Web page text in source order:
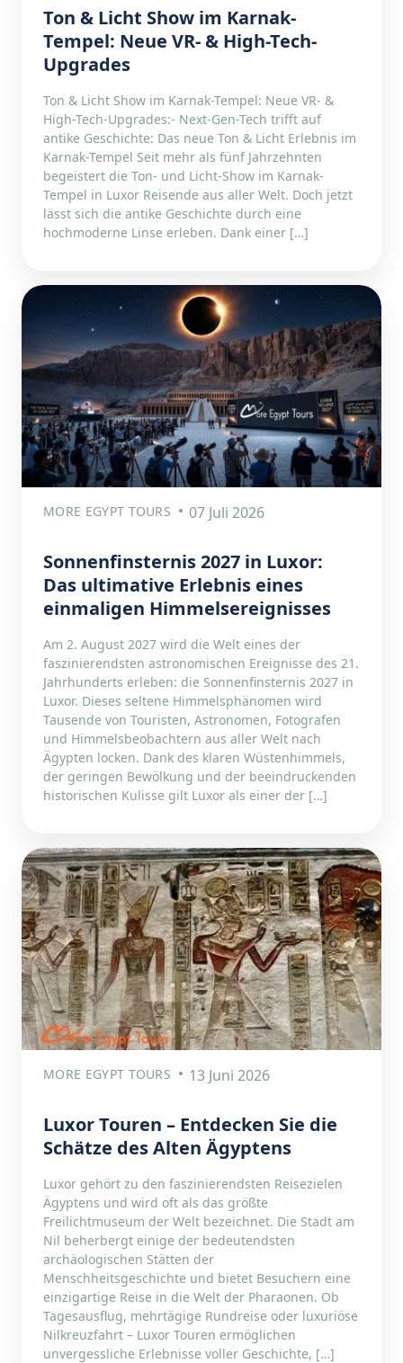
Ton & Licht Show im Karnak-
Tempel: Neue VR- & High-Tech-
Upgrades
Ton & Licht Show im Karnak-Tempel: Neue VR- &
High-Tech-Upgrades:- Next-Gen-Tech trifft auf
antike Geschichte: Das neue Ton & Licht Erlebnis im
Karnak-Tempel Seit mehr als fünf Jahrzehnten
begeistert die Ton- und Licht-Show im Karnak-
Tempel in Luxor Reisende aus aller Welt. Doch jetzt
lässt sich die antike Geschichte durch eine
hochmoderne Linse erleben. Dank einer […]
MORE EGYPT TOURS 07 Juli 2026
Sonnenfinsternis 2027 in Luxor:
Das ultimative Erlebnis eines
einmaligen Himmelsereignisses
Am 2. August 2027 wird die Welt eines der
faszinierendsten astronomischen Ereignisse des 21.
Jahrhunderts erleben: die Sonnenfinsternis 2027 in
Luxor. Dieses seltene Himmelsphänomen wird
Tausende von Touristen, Astronomen, Fotografen
und Himmelsbeobachtern aus aller Welt nach
Ägypten locken. Dank des klaren Wüstenhimmels,
der geringen Bewölkung und der beeindruckenden
historischen Kulisse gilt Luxor als einer der […]
MORE EGYPT TOURS 13 Juni 2026
Luxor Touren – Entdecken Sie die
Schätze des Alten Ägyptens
Luxor gehört zu den faszinierendsten Reisezielen
Ägyptens und wird oft als das größte
Freilichtmuseum der Welt bezeichnet. Die Stadt am
Nil beherbergt einige der bedeutendsten
archäologischen Stätten der
Menschheitsgeschichte und bietet Besuchern eine
einzigartige Reise in die Welt der Pharaonen. Ob
Tagesausflug, mehrtägige Rundreise oder luxuriöse
Nilkreuzfahrt – Luxor Touren ermöglichen
unvergessliche Erlebnisse voller Geschichte, […]